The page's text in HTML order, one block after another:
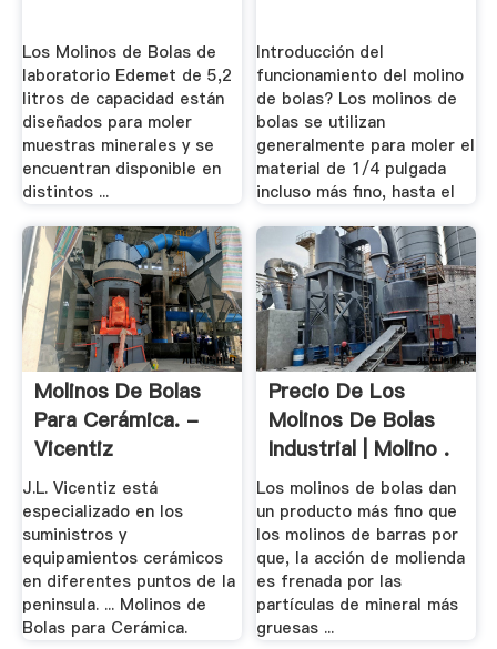
Los Molinos de Bolas de
laboratorio Edemet de 5,2
litros de capacidad están
diseñados para moler
muestras minerales y se
encuentran disponible en
distintos ...
Introducción del
funcionamiento del molino
de bolas? Los molinos de
bolas se utilizan
generalmente para moler el
material de 1/4 pulgada
incluso más fino, hasta el
Molinos De Bolas
Para Cerámica. -
Vicentiz
J.L. Vicentiz está
especializado en los
suministros y
equipamientos cerámicos
en diferentes puntos de la
peninsula. ... Molinos de
Bolas para Cerámica.
Precio De Los
Molinos De Bolas
Industrial | Molino .
Los molinos de bolas dan
un producto más fino que
los molinos de barras por
que, la acción de molienda
es frenada por las
partículas de mineral más
gruesas ...